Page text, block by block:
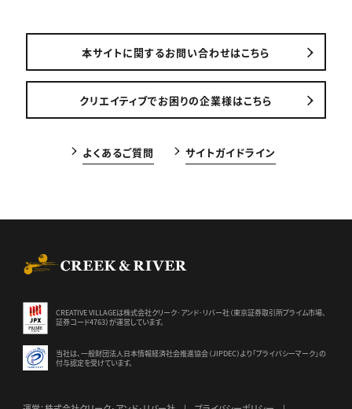
本サイトに関するお問い合わせはこちら
クリエイティブでお困りの企業様はこちら
よくあるご質問 サイトガイドライン
CREATIVE VILLAGEは株式会社クリーク･アンド･リバー社（東京証券取引所プライム市場、
証券コード4763）が運営しています。
当社は、一般財団法人日本情報経済社会推進協会（JIPDEC）より 「プライバシーマーク」の
付与認定を受けています。